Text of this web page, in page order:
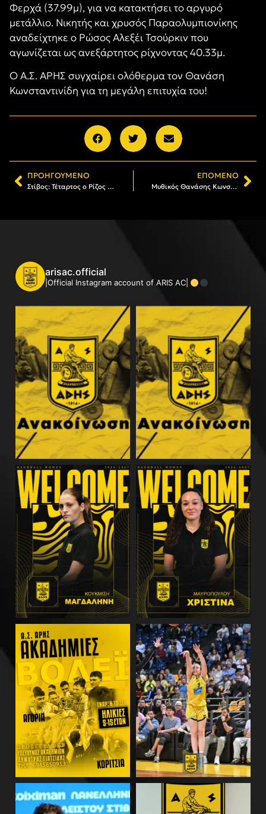
Φερχά (37.99μ), για να κατακτήσει το αργυρό
μετάλλιο. Νικητής και χρυσός Παραολυμπιονίκης
αναδείχτηκε ο Ρώσος Αλεξέι Τσούρκιν που
αγωνίζεται ως ανεξάρτητος ρίχνοντας 40.33μ.
Ο Α.Σ. ΑΡΗΣ συγχαίρει ολόθερμα τον Θανάση
Κωνσταντινίδη για τη μεγάλη επιτυχία του!
ΠΡΟΗΓΟΎΜΕΝΟ
Στίβος: Τέταρτος ο Ρίζος στη Γερμανία
ΕΠΌΜΕΝΟ
Μυθικός Θανάσης Κωνσταντινίδης, χρυσό μετάλλιο στη σφαιροβολία F32 των Παραολυμπιακών Αγώνων!
arisac.official
|Official Instagram account of ARIS AC|